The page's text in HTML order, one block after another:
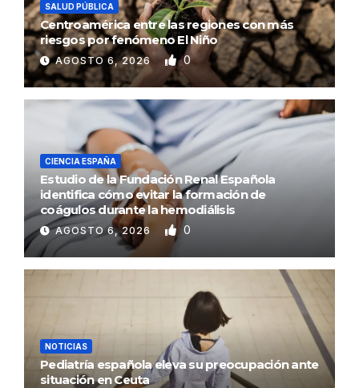
SALUD PÚBLICA
Centroamérica entre las regiones con más
riesgos por fenómeno El Niño
AGOSTO 6, 2026 0
CIENCIA ESPAÑA
Estudio de la Fundación Renal Española
identifica cómo evitar la formación de
coágulos durante la hemodiálisis
AGOSTO 6, 2026 0
NOTICIAS
Pediatría española eleva su preocupación ante
situación en Ceuta